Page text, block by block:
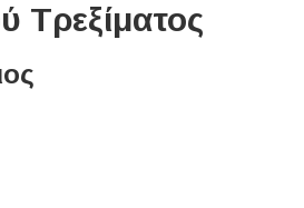
Τρεξίματος